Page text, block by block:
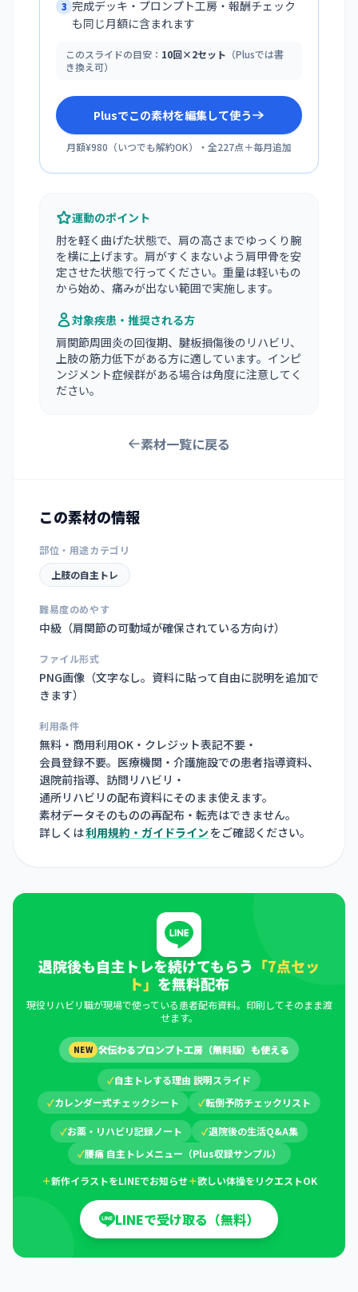
3 完成デッキ・プロンプト工房・報酬チェック
も同じ月額に含まれます
このスライドの目安： 10回×2セット （Plusでは書
き換え可）
Plusでこの素材を編集して使う
月額¥980 （いつでも解約OK）・全227点＋毎月追加
運動のポイント
肘を軽く曲げた状態で、肩の高さまでゆっくり腕
を横に上げます。肩がすくまないよう肩甲骨を安
定させた状態で行ってください。重量は軽いもの
から始め、痛みが出ない範囲で実施します。
対象疾患・推奨される方
肩関節周囲炎の回復期、腱板損傷後のリハビリ、
上肢の筋力低下がある方に適しています。インピ
ンジメント症候群がある場合は角度に注意してく
ださい。
素材一覧に戻る
この素材の情報
部位・用途カテゴリ
上肢の自主トレ
難易度のめやす
中級（肩関節の可動域が確保されている方向け）
ファイル形式
PNG画像（文字なし。資料に貼って自由に説明を追加で
きます）
利用条件
無料・商用利用OK・クレジット表記不要・
会員登録不要。医療機関・介護施設での患者指導資料、
退院前指導、訪問リハビリ・
通所リハビリの配布資料にそのまま使えます。
素材データそのものの再配布・転売はできません。
詳しくは利用規約・ガイドライン をご確認ください。
退院後も自主トレを続けてもらう 「7点セッ
ト」 を無料配布
現役リハビリ職が現場で使っている患者配布資料。印刷してそのまま渡
せます。
NEW 🛠伝わるプロンプト工房（無料版）も使える
✓自主トレする理由 説明スライド
✓カレンダー式チェックシート ✓転倒予防チェックリスト
✓お薬・リハビリ記録ノート ✓退院後の生活Q&A集
✓腰痛 自主トレメニュー（Plus収録サンプル）
＋新作イラストをLINEでお知らせ＋欲しい体操をリクエストOK
LINEで受け取る（無料）